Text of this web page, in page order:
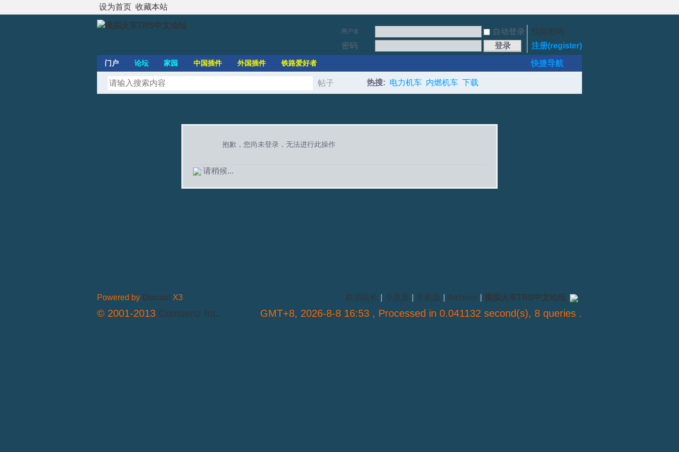
设为首页 收藏本站
用户名 自动登录
找回密码
密码
登录 注册(register)
快捷导航
门户 论坛 家园 中国插件 外国插件 铁路爱好者
帖子
热搜: 电力机车 内燃机车 下载
抱歉，您尚未登录，无法进行此操作
请稍候...
联系站长 小黑屋 手机版 Archiver 模拟火车TRS中文论坛
GMT+8, 2026-8-8 16:53 , Processed in 0.041132 second(s), 8 queries .
Powered by Discuz! X3
© 2001-2013 Comsenz Inc.